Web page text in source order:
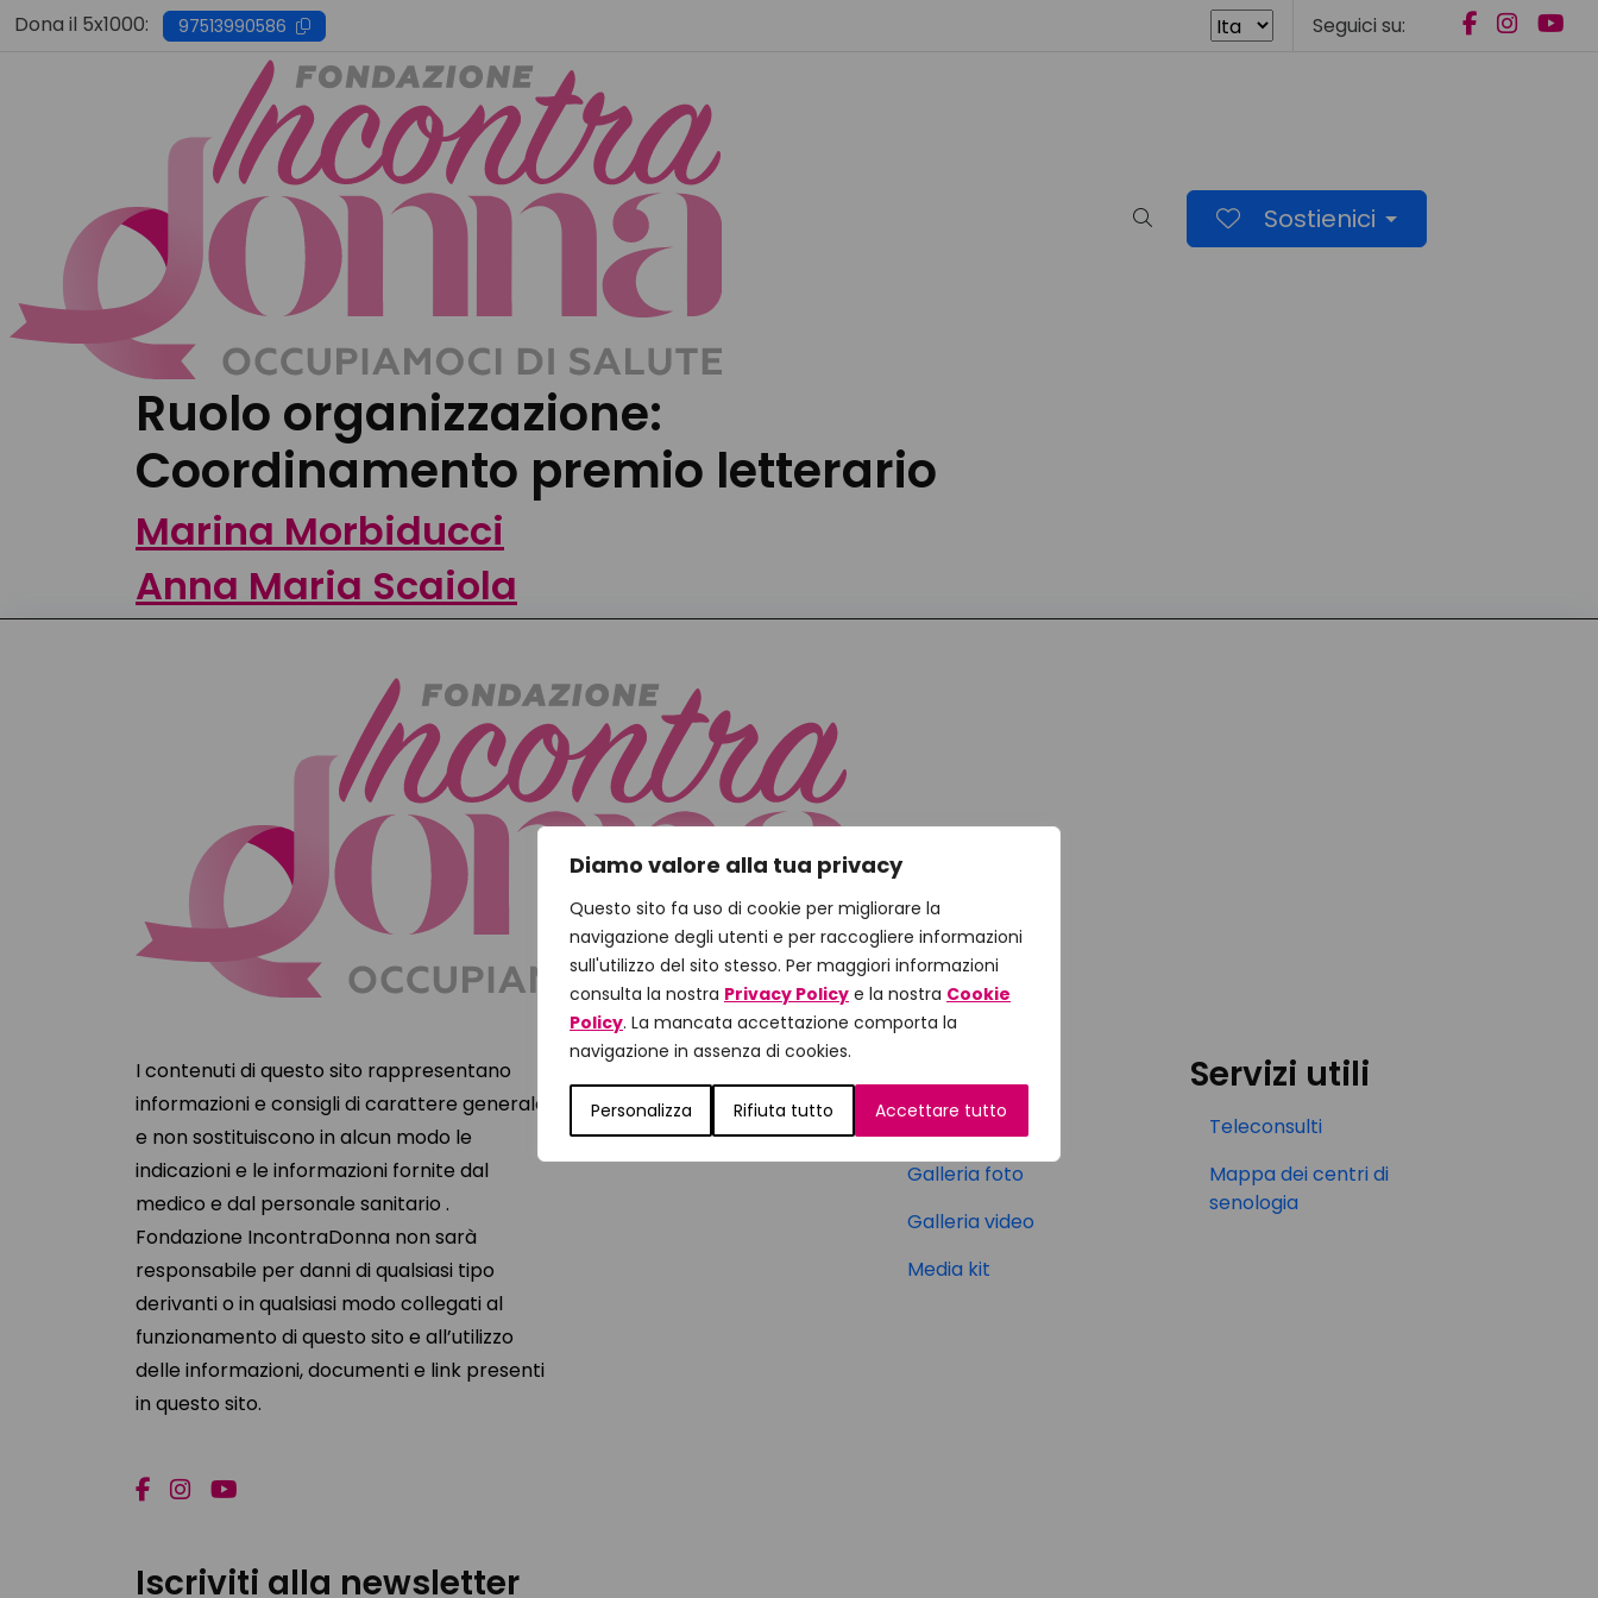
Diamo valore alla tua privacy
Questo sito fa uso di cookie per migliorare la
navigazione degli utenti e per raccogliere informazioni
sull'utilizzo del sito stesso. Per maggiori informazioni
consulta la nostra Privacy Policy e la nostra Cookie
Policy. La mancata accettazione comporta la
navigazione in assenza di cookies.
Personalizza Rifiuta tutto Accettare tutto
Skip
Dona il 5x1000: 97513990586 Seguici su:
Cerca nel sito
Sostienici
Ruolo organizzazione:
Coordinamento premio letterario
Marina Morbiducci
Anna Maria Scaiola
I contenuti di questo sito rappresentano
informazioni e consigli di carattere generale
e non sostituiscono in alcun modo le
indicazioni e le informazioni fornite dal
medico e dal personale sanitario .
Fondazione IncontraDonna non sarà
responsabile per danni di qualsiasi tipo
derivanti o in qualsiasi modo collegati al
funzionamento di questo sito e all’utilizzo
delle informazioni, documenti e link presenti
in questo sito.
Media
Galleria foto
Galleria video
Media kit
Servizi utili
Teleconsulti
Mappa dei centri di
senologia
Iscriviti alla newsletter